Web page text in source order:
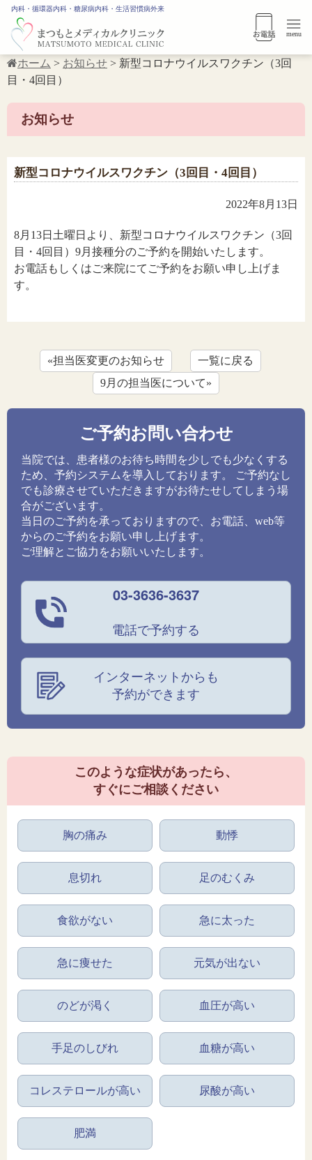
内科・循環器内科・糖尿病内科・生活習慣病外来
menu
ホーム > お知らせ > 新型コロナウイルスワクチン（3回
目・4回目）
お知らせ
新型コロナウイルスワクチン（3回目・4回目）
2022年8月13日
8月13日土曜日より、新型コロナウイルスワクチン（3回
目・ 4回目）9月接種分のご予約を開始いたします。
お電話もしくはご来院にてご予約をお願い申し上げま
す。
«担当医変更のお知らせ
一覧に戻る
9月の担当医について»
ご予約お問い合わせ
当院では、患者様のお待ち時間を少しでも少なくする
ため、予約システムを導入しております。 ご予約なし
でも診療させていただきますがお待たせしてしまう場
合がございます。
当日のご予約を承っておりますので、お電話、web等
からのご予約をお願い申し上げます。
ご理解とご協力をお願いいたします。
03-3636-3637
電話で予約する
インターネットからも
予約ができます
このような症状があったら、
すぐにご相談ください
胸の痛み 動悸
息切れ 足のむくみ
食欲がない 急に太った
急に痩せた 元気が出ない
のどが渇く 血圧が高い
手足のしびれ 血糖が高い
コレステロールが高い 尿酸が高い
肥満